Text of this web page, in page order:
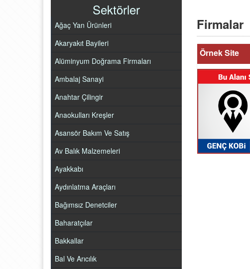
Sektörler
Ağaç Yan Ürünleri
Akaryakıt Bayileri
Alüminyum Doğrama Firmaları
Ambalaj Sanayi
Anahtar Çilingir
Anaokulları Kreşler
Asansör Bakım Ve Satış
Av Balık Malzemeleri
Ayakkabı
Aydınlatma Araçları
Bağımsız Denetciler
Baharatçılar
Bakkallar
Bal Ve Arıcılık
Firmalar
Örnek Site